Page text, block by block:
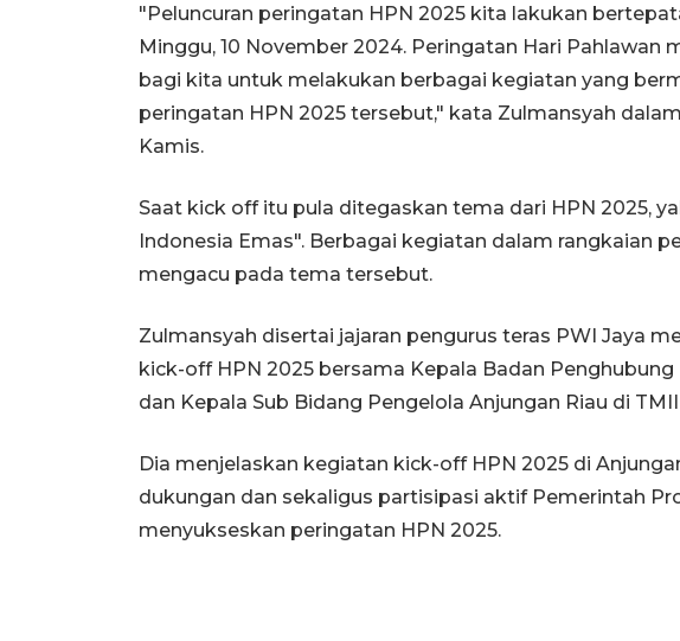
"Peluncuran peringatan HPN 2025 kita lakukan
Minggu, 10 November 2024. Peringatan Hari
bagi kita untuk melakukan berbagai kegiatan yang
peringatan HPN 2025 tersebut," kata Zulmansyah
Kamis.
Saat kick off itu pula ditegaskan tema dari HPN 2025,
Indonesia Emas". Berbagai kegiatan dalam rangkaian
mengacu pada tema tersebut.
Zulmansyah disertai jajaran pengurus teras PWI Jaya
kick-off HPN 2025 bersama Kepala Badan
dan Kepala Sub Bidang Pengelola Anjungan Riau di
Dia menjelaskan kegiatan kick-off HPN 2025 di
dukungan dan sekaligus partisipasi aktif Pemerintah
menyukseskan peringatan HPN 2025.